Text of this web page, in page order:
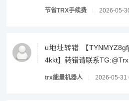
节省TRX手续费 2026-05-
u地址转错 【
4kkt】转错请联系
trx能量机器人 2026-05-31